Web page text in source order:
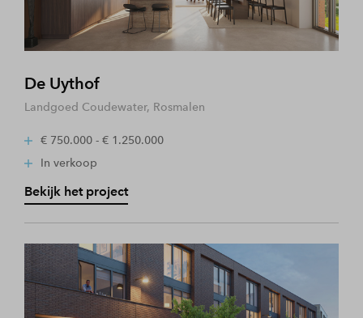
De Uythof
Landgoed Coudewater, Rosmalen
€ 750.000 - € 1.250.000
In verkoop
Bekijk het project